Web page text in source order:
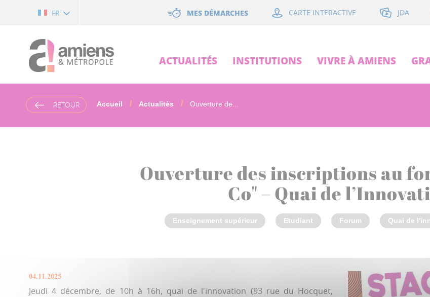
FR MES DÉMARCHES CARTE INTERACTIVE JDA
ACTUALITÉS INSTITUTIONS VIVRE À AMIENS
RETOUR Accueil Actualités Ouverture de...
Ouverture des inscriptions au
Co" – Quai de
Enseignement supérieur Etudiant Forum Quai de
04.11.2025
Jeudi 4 décembre, de 10h à 16h, quai de l'innovation (93 rue du Hocquet,